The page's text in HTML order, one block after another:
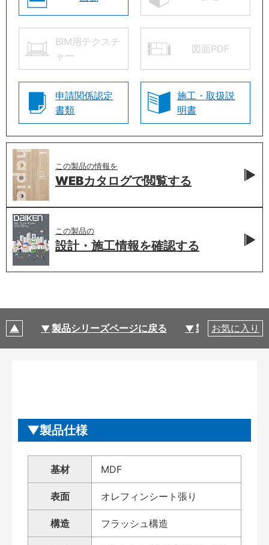
BIM用テクスチ
ャー
図面PDF
申請関係認定
書類
施工・取扱説
明書
この製品の情報を
WEBカタログで閲覧する
この製品の
設計・施工情報を確認する
製品シリーズページに戻る 製品仕様
お気に入り
製品仕様
基材 MDF
表面 オレフィンシート張り
構造 フラッシュ構造